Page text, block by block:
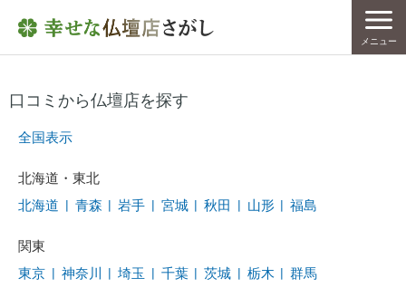
メニュー
口コミから仏壇店を探す
全国表示
北海道・東北
北海道 | 青森 | 岩手 | 宮城 | 秋田 | 山形 | 福島
関東
東京 | 神奈川 | 埼玉 | 千葉 | 茨城 | 栃木 | 群馬